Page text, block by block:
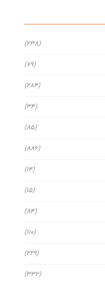
(238)
(79)
(284)
(34)
(85)
(886)
(14)
(15)
(84)
(110)
(229)
(332)